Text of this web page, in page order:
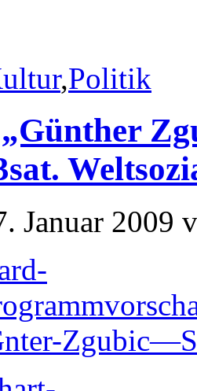
,Politik
Januar 2009